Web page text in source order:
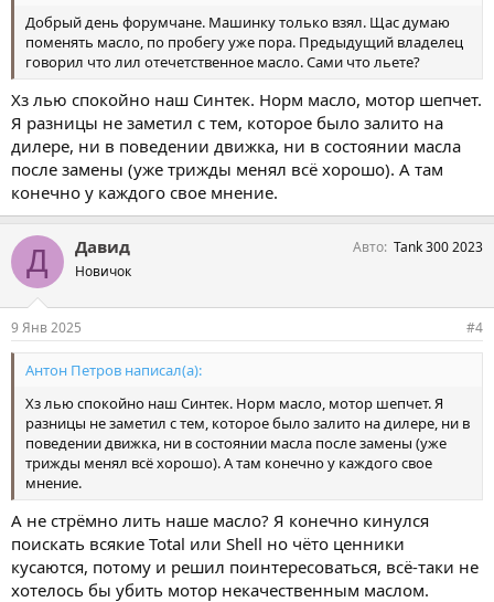
Добрый день форумчане. Машинку только взял. Щас думаю
поменять масло, по пробегу уже пора. Предыдущий владелец
говорил что лил отечетственное масло. Сами что льете?
Хз лью спокойно наш Синтек. Норм масло, мотор шепчет.
Я разницы не заметил с тем, которое было залито на
дилере, ни в поведении движка, ни в состоянии масла
после замены (уже трижды менял всё хорошо). А там
конечно у каждого свое мнение.
Д Давид
Новичок
Авто Tank 300 2023
9 Янв 2025 #4
Антон Петров написал(а):
Хз лью спокойно наш Синтек. Норм масло, мотор шепчет. Я
разницы не заметил с тем, которое было залито на дилере, ни в
поведении движка, ни в состоянии масла после замены (уже
трижды менял всё хорошо). А там конечно у каждого свое
мнение.
А не стрёмно лить наше масло? Я конечно кинулся
поискать всякие Total или Shell но чёто ценники
кусаются, потому и решил поинтересоваться, всё-таки не
хотелось бы убить мотор некачественным маслом.